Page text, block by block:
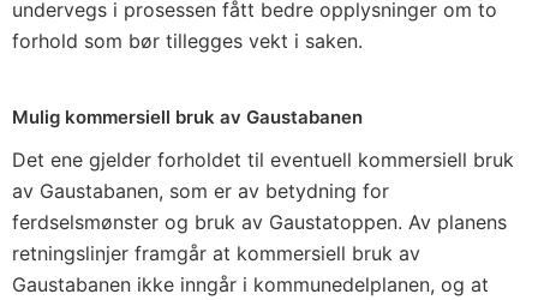
undervegs i prosessen fått bedre opplysninger om to
forhold som bør tillegges vekt i saken.
Mulig kommersiell bruk av Gaustabanen
Det ene gjelder forholdet til eventuell kommersiell bruk
av Gaustabanen, som er av betydning for
ferdselsmønster og bruk av Gaustatoppen. Av planens
retningslinjer framgår at kommersiell bruk av
Gaustabanen ikke inngår i kommunedelplanen, og at